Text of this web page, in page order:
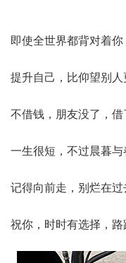
即使全世界都背对着你
提升自己，比仰望别人
不借钱，朋友没了，借
一生很短，不过晨暮与
记得向前走，别烂在过
祝你，时时有选择，路